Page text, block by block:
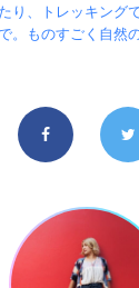
り、トレッキング
。ものすごく自然